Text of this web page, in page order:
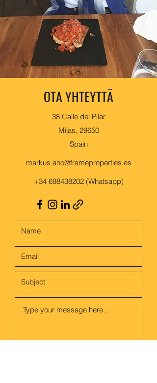
OTA YHTEYTTÄ
38 Calle del Pilar
Mijas, 29650
Spain
markus.aho@frameproperties.es
+34 698438202(Whatsapp)